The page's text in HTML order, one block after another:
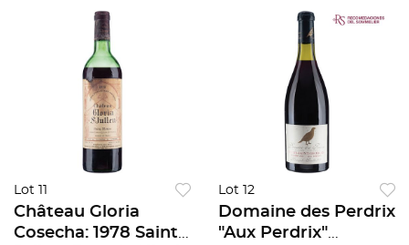
Lot 11
Château Gloria
Cosecha: 1978 Saint-
Lot 12
Domaine des Perdrix
"Aux Perdrix"